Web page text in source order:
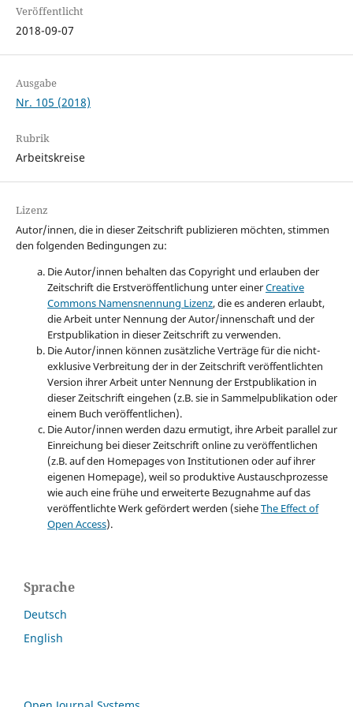
Veröffentlicht
2018-09-07
Ausgabe
Nr. 105 (2018)
Rubrik
Arbeitskreise
Lizenz
Autor/innen, die in dieser Zeitschrift publizieren möchten, stimmen
den folgenden Bedingungen zu:
Die Autor/innen behalten das Copyright und erlauben der
Zeitschrift die Erstveröffentlichung unter einerCreative
Commons Namensnennung Lizenz, die es anderen erlaubt,
die Arbeit unter Nennung der Autor/innenschaft und der
Erstpublikation in dieser Zeitschrift zu verwenden.
Die Autor/innen können zusätzliche Verträge für die nicht-
exklusive Verbreitung der in der Zeitschrift veröffentlichten
Version ihrer Arbeit unter Nennung der Erstpublikation in
dieser Zeitschrift eingehen (z.B. sie in Sammelpublikation oder
einem Buch veröffentlichen).
Die Autor/innen werden dazu ermutigt, ihre Arbeit parallel zur
Einreichung bei dieser Zeitschrift online zu veröffentlichen
(z.B. auf den Homepages von Institutionen oder auf ihrer
eigenen Homepage), weil so produktive Austauschprozesse
wie auch eine frühe und erweiterte Bezugnahme auf das
veröffentlichte Werk gefördert werden (sieheThe Effect of
Open Access).
Sprache
Deutsch
English